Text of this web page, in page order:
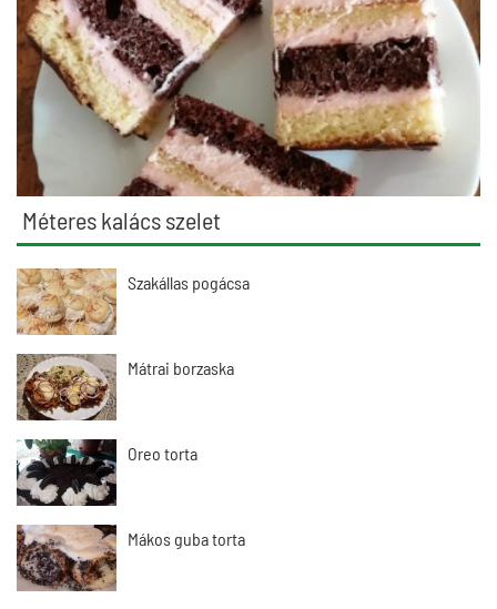
Méteres kalács szelet
Szakállas pogácsa
Mátrai borzaska
Oreo torta
Mákos guba torta